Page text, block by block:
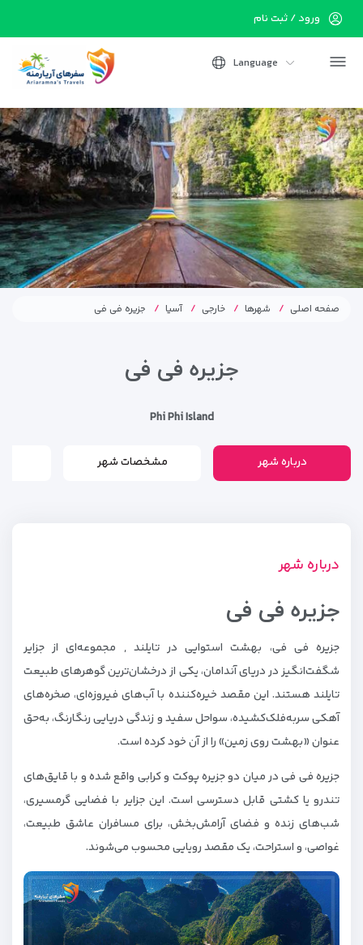
ورود / ثبت نام
Language
صفحه اصلی شهرها خارجی آسیا جزیره فی فی
جزیره فی فی
Phi Phi Island
درباره شهر مشخصات شهر
درباره شهر
جزیره فی فی
جزیره فی فی، بهشت استوایی در تایلند , مجموعه‌ای از جزایر
شگفت‌انگیز در دریای آندامان، یکی از درخشان‌ترین گوهرهای طبیعت
تایلند هستند. این مقصد خیره‌کننده با آب‌های فیروزه‌ای، صخره‌های
آهکی سربه‌فلک‌کشیده، سواحل سفید و زندگی دریایی رنگارنگ، به‌حق
عنوان «بهشت روی زمین» را از آن خود کرده است.
جزیره فی فی در میان دو جزیره پوکت و کرابی واقع شده و با قایق‌های
تندرو یا کشتی قابل‌ دسترسی است. این جزایر با فضایی گرمسیری،
شب‌های زنده و فضای آرامش‌بخش، برای مسافران عاشق طبیعت،
غواصی، و استراحت، یک مقصد رویایی محسوب می‌شوند.